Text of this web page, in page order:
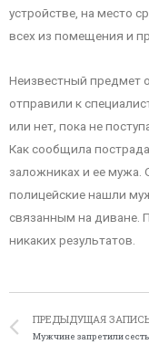
устройстве, на место
всех из помещения и
Неизвестный предмет
отправили к
или нет, пока не
Как сообщила
заложниках и ее
полицейские нашли
связанным на диване.
никаких результатов.
ПРЕДЫДУЩАЯ